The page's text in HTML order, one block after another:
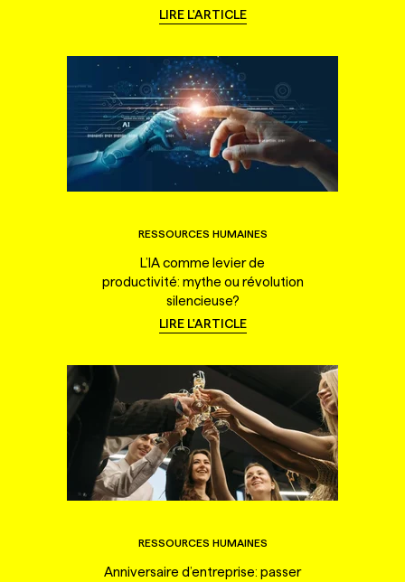
LIRE L'ARTICLE
RESSOURCES HUMAINES
L’IA comme levier de
productivité: mythe ou révolution
silencieuse?
LIRE L'ARTICLE
RESSOURCES HUMAINES
Anniversaire d’entreprise: passer